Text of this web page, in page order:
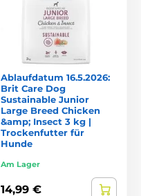
Ablaufdatum 16.5.2026:
Brit Care Dog
Sustainable Junior
Large Breed Chicken
&amp; Insect 3 kg |
Trockenfutter für
Hunde
Am Lager
14,99 €